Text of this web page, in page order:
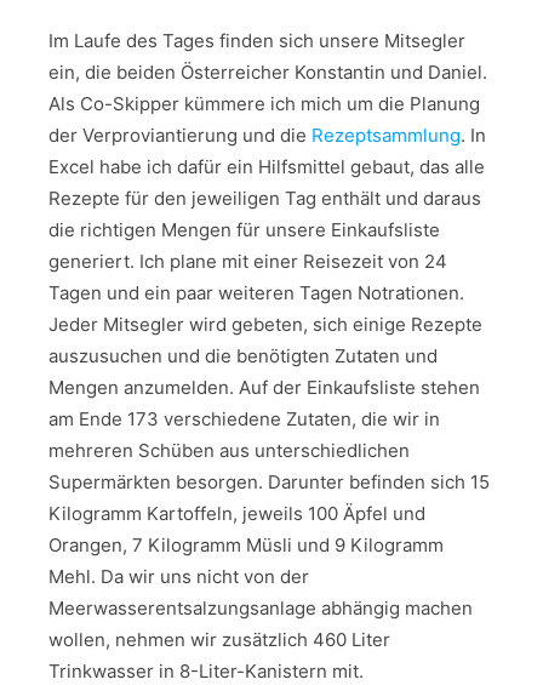
Im Laufe des Tages finden sich unsere Mitsegler
ein, die beiden Österreicher Konstantin und Daniel.
Als Co-Skipper kümmere ich mich um die Planung
der Verproviantierung und die Rezeptsammlung. In
Excel habe ich dafür ein Hilfsmittel gebaut, das alle
Rezepte für den jeweiligen Tag enthält und daraus
die richtigen Mengen für unsere Einkaufsliste
generiert. Ich plane mit einer Reisezeit von 24
Tagen und ein paar weiteren Tagen Notrationen.
Jeder Mitsegler wird gebeten, sich einige Rezepte
auszusuchen und die benötigten Zutaten und
Mengen anzumelden. Auf der Einkaufsliste stehen
am Ende 173 verschiedene Zutaten, die wir in
mehreren Schüben aus unterschiedlichen
Supermärkten besorgen. Darunter befinden sich 15
Kilogramm Kartoffeln, jeweils 100 Äpfel und
Orangen, 7 Kilogramm Müsli und 9 Kilogramm
Mehl. Da wir uns nicht von der
Meerwasserentsalzungsanlage abhängig machen
wollen, nehmen wir zusätzlich 460 Liter
Trinkwasser in 8-Liter-Kanistern mit.